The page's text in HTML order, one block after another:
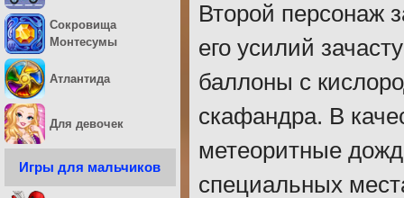
Второй персонаж
его усилий
баллоны с
скафандра. В
метеоритные
специальных
Сокровища
Монтесумы
Атлантида
Для девочек
Игры для мальчиков